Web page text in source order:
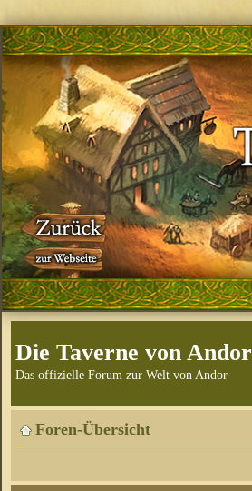
Die Taverne von Andor
Das offizielle Forum zur Welt von Andor
Foren-Übersicht